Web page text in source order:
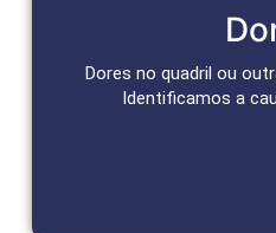
Dores no quadril ou
Identificamos a
Tratamento
Abordagens personalizadas
da função
Agendar